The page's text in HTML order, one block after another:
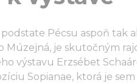
Pécsu aspoň tak
Múzejná, je skutočným
výstavu Erzsébet
Sopianae, ktorá je